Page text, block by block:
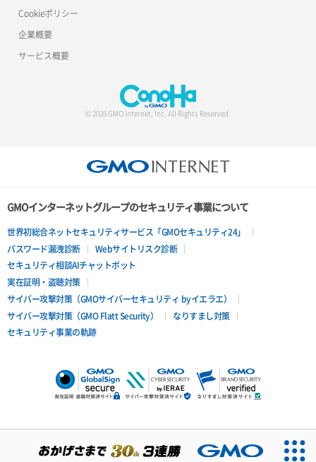
Cookieポリシー
企業概要
サービス概要
© 2026 GMO Internet, Inc. All Rights Reserved.
GMOインターネットグループのセキュリティ事業について
世界初総合ネットセキュリティサービス「GMOセキュリティ24」
パスワード漏洩診断
Webサイトリスク診断
セキュリティ相談AIチャットボット
実在証明・盗聴対策
サイバー攻撃対策（GMOサイバーセキュリティ byイエラエ）
サイバー攻撃対策（GMO Flatt Security）
なりすまし対策
セキュリティ事業の軌跡